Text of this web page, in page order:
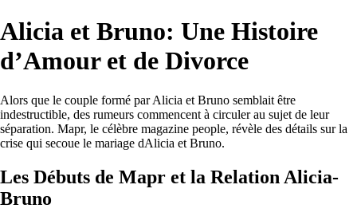
Alicia et Bruno: Une Histoire
d’Amour et de Divorce
Alors que le couple formé par Alicia et Bruno semblait être
indestructible, des rumeurs commencent à circuler au sujet de leur
séparation. Mapr, le célèbre magazine people, révèle des détails sur la
crise qui secoue le mariage dAlicia et Bruno.
Les Débuts de Mapr et la Relation Alicia-
Bruno